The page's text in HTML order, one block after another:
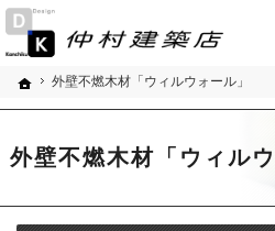
ホーム
外壁不燃木材「ウィルウォール」
外壁不燃木材「ウィル
親切丁寧な仕事が評判です。東京のデザイン住
デザイン住宅・狭小住宅・新築注文住宅・建築